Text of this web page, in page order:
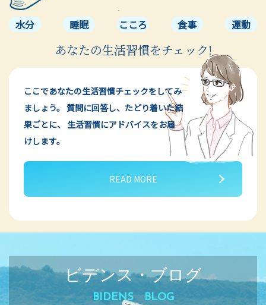
水分 睡眠 こころ 食事 運動
あなたの生活習慣をチェック!
ここであなたの生活習慣チェックをしてみ
ましょう。 質問に回答し、たどり着いた結
果ごとに、
生活習慣にアドバイスをお届
けします。
READ MORE
ビデンス・ブログ
BIDENS BLOG